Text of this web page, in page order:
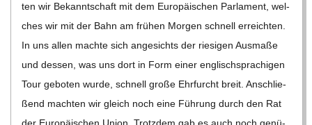
ten wir Bekannt­schaft mit dem Euro­päi­schen Par­la­ment, wel­
ches wir mit der Bahn am frü­hen Mor­gen schnell erreich­ten.
In uns allen machte sich ange­sichts der rie­si­gen Aus­maße
und des­sen, was uns dort in Form einer eng­lisch­spra­chi­gen
Tour gebo­ten wurde, schnell große Ehr­furcht breit. Anschlie­
ßend mach­ten wir gleich noch eine Füh­rung durch den Rat